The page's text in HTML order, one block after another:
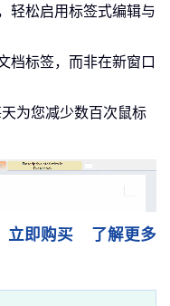
轻松启用标签式编辑与
档标签，而非在新窗口
为您减少数百次鼠标
立即购买 了解更多